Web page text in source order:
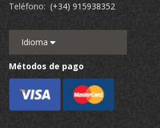
Teléfono: (+34) 915938352
Idioma
Métodos de pago